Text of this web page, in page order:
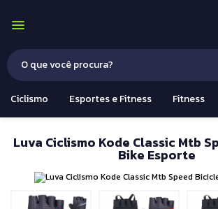
Ciclismo Esportes e Fitness Fitness
Luva Ciclismo Kode Classic Mtb
Bike Esporte